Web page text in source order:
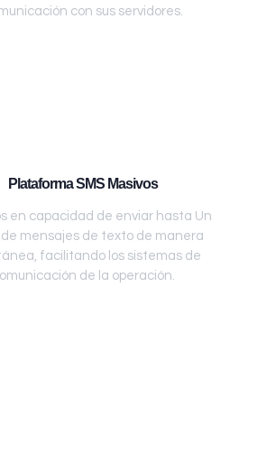
con sus servidores.
Plataforma SMS Masivos
en capacidad de enviar hasta Un
de mensajes de texto de manera
facilitando los sistemas de
de la operación.